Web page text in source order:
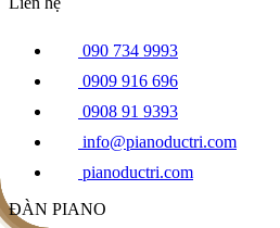
090 734 9993
0909 916 696
0908 91 9393
info@pianoductri.com
pianoductri.com
ĐÀN PIANO